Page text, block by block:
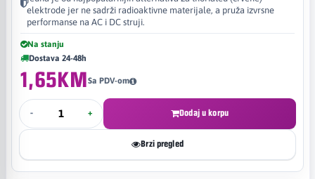
elektrode jer ne sadrži radioaktivne materijale, a pruža izvrsne
performanse na AC i DC struji.
Na stanju
Dostava 24-48h
1,65KMSa PDV-om
- + Dodaj u korpu
Brzi pregled